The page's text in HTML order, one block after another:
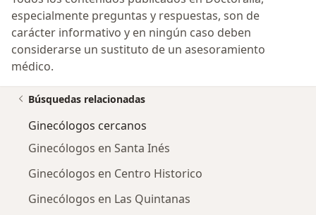
especialmente preguntas y respuestas, son de
carácter informativo y en ningún caso deben
considerarse un sustituto de un asesoramiento
médico.
Búsquedas relacionadas
Ginecólogos cercanos
Ginecólogos en Santa Inés
Ginecólogos en Centro Historico
Ginecólogos en Las Quintanas